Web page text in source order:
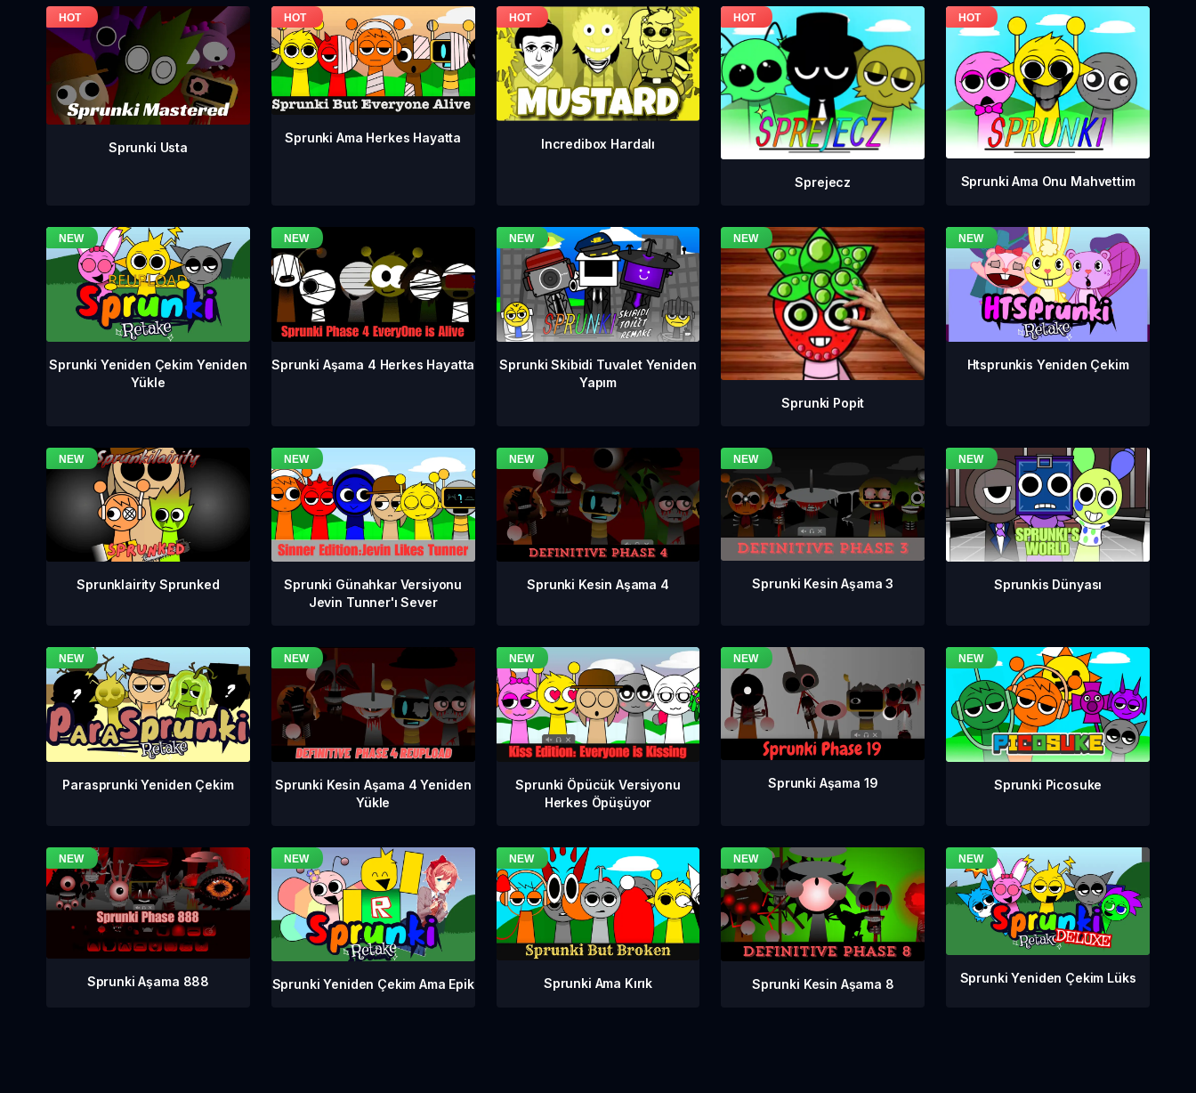
Sprunki Usta
Sprunki Ama Herkes Hayatta Incredibox Hardalı
Sprejecz Sprunki Ama Onu Mahvettim
Sprunki Yeniden Çekim Yeniden
Yükle
Sprunki Aşama 4 Herkes Hayatta
Sprunki Skibidi Tuvalet Yeniden
Yapım
Sprunki Popit
Htsprunkis Yeniden Çekim
Sprunklairity Sprunked
Sprunki Günahkar Versiyonu
Jevin Tunner'ı Sever
Sprunki Kesin Aşama 4 Sprunki Kesin Aşama 3 Sprunkis Dünyası
Parasprunki Yeniden Çekim
Sprunki Kesin Aşama 4 Yeniden
Yükle
Sprunki Öpücük Versiyonu
Herkes Öpüşüyor
Sprunki Aşama 19 Sprunki Picosuke
Sprunki Aşama 888 Sprunki Yeniden Çekim Ama Epik Sprunki Ama Kırık Sprunki Kesin Aşama 8 Sprunki Yeniden Çekim Lüks